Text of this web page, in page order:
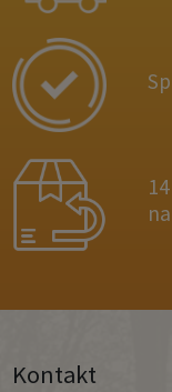
Kontakt